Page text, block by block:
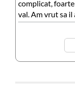
complicat,
val. Am vrut sa il